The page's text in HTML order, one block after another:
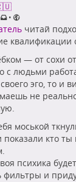
•
читай
квалификации
— от сохи
с людьми
эго, то и
не
моськой
показали кто
психика
фильтры и